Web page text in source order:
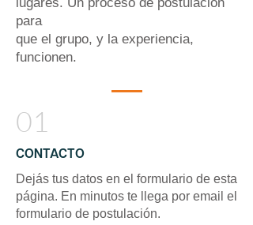
para
que el grupo, y la experiencia,
funcionen.
01
CONTACTO
Dejás tus datos en el formulario de esta
página. En minutos te llega por email el
formulario de postulación.